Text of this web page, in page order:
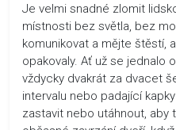
Je velmi snadné zlomit
místnosti bez světla, bez
komunikovat a mějte štěstí,
opakovaly. Ať už se jednalo
vždycky dvakrát za dvacet
intervalu nebo padající
zastavit nebo utáhnout, aby